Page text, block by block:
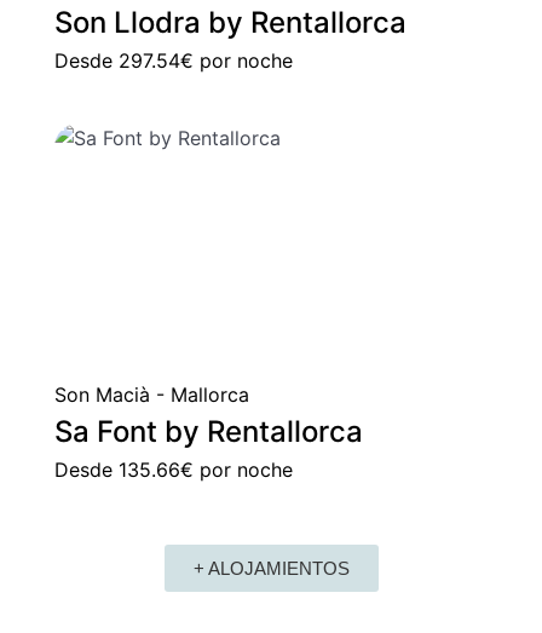
Son Llodra by Rentallorca
Desde 297.54€ por noche
Son Macià - Mallorca
Sa Font by Rentallorca
Desde 135.66€ por noche
+ ALOJAMIENTOS